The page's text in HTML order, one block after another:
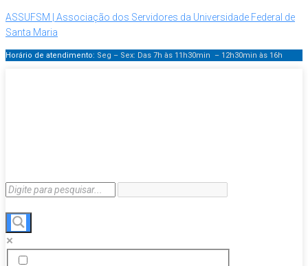
ASSUFSM | Associação dos Servidores da Universidade Federal de
Santa Maria
Horário de atendimento: Seg – Sex: Das 7h às 11h30min – 12h30min às 16h